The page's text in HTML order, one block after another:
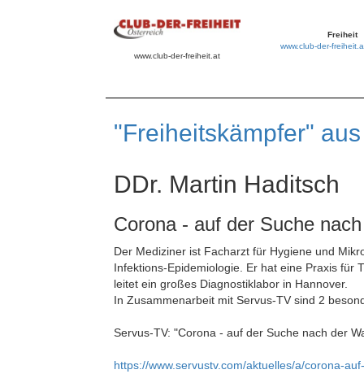
www.club-der-freiheit.at
Freiheit
www.club-der-
"Freiheitskämpfer"
DDr. Martin Haditsch
Corona - auf der Suche
Der Mediziner ist Facharzt für Hygiene und
Infektions-Epidemiologie. Er hat eine Praxis für
leitet ein großes Diagnostiklabor in Hannover.
In Zusammenarbeit mit Servus-TV sind 2
Servus-TV: "Corona - auf der Suche nach der
https://www.servustv.com/aktuelles/a/corona-